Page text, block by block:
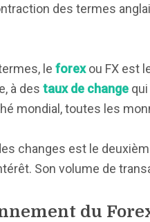
des termes
le forexou FX est
à des taux de change
mondial, toutes les
changes est le
Son volume de
du